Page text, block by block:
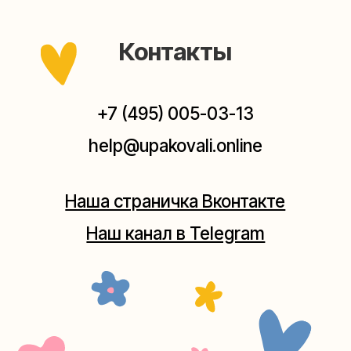
Москва, ул.Таганская, дом 25-27
(как пройти)
Мастерская на Плющихе
+7 (980) 495-03-13
+7 (980) 156-03-13